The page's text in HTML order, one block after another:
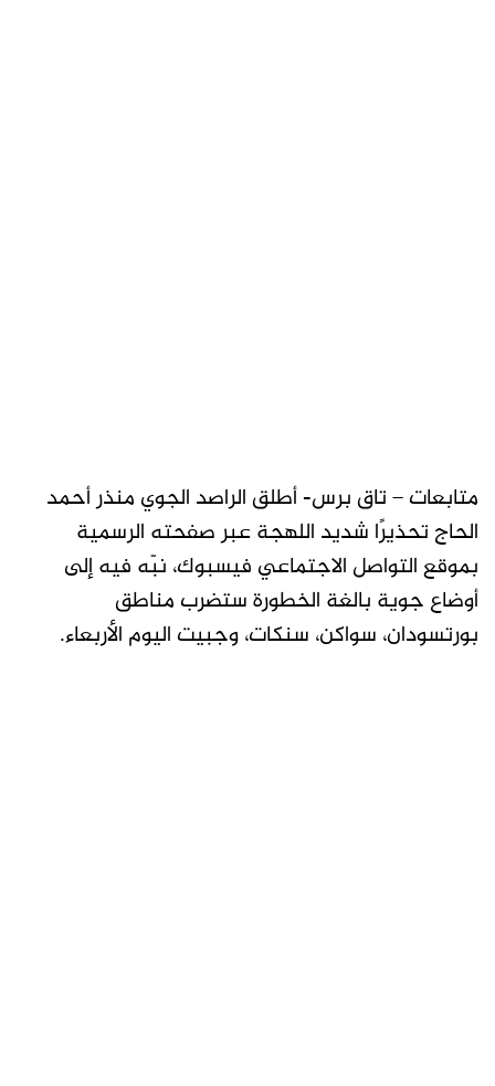
متابعات – تاق برس- أطلق الراصد الجوي منذر أحمد
الحاج تحذيرًا شديد اللهجة عبر صفحته الرسمية
بموقع التواصل الاجتماعي فيسبوك، نبّه فيه إلى
أوضاع جوية بالغة الخطورة ستضرب مناطق
بورتسودان، سواكن، سنكات، وجبيت اليوم الأربعاء.